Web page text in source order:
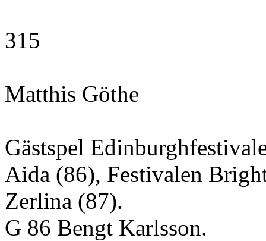
315
Matthis Göthe
Gästspel
Aida (86), Festivalen
Zerlina (87).
G 86 Bengt Karlsson.